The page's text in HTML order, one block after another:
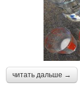
читать дальше →